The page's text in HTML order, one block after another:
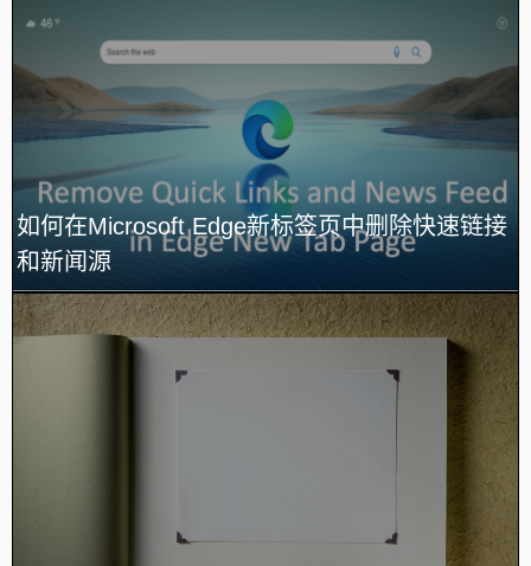
如何在Microsoft Edge新标签页中删除快速链接
和新闻源